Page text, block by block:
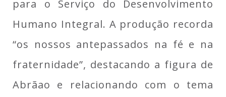
para o Serviço do Desenvolvimento
Humano Integral. A produção recorda
“os nossos antepassados na fé e na
fraternidade”, destacando a figura de
Abrãao e relacionando com o tema